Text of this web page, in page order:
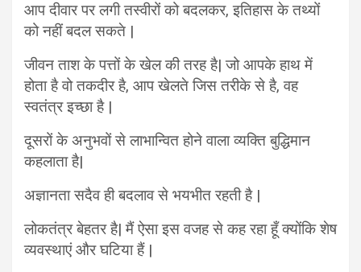
आप दीवार पर लगी तस्वीरों को बदलकर, इतिहास के तथ्यों
को नहीं बदल सकते |
जीवन ताश के पत्तों के खेल की तरह है| जो आपके हाथ में
होता है वो तकदीर है, आप खेलते जिस तरीके से है, वह
स्वतंत्र इच्छा है |
दूसरों के अनुभवों से लाभान्वित होने वाला व्यक्ति बुद्धिमान
कहलाता है|
अज्ञानता सदैव ही बदलाव से भयभीत रहती है |
लोकतंत्र बेहतर है| मैं ऐसा इस वजह से कह रहा हूँ क्योंकि शेष
व्यवस्थाएं और घटिया हैं |